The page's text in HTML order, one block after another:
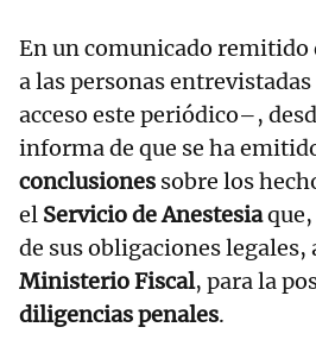
En un comunicado remitido
a las personas
acceso este periódico–,
informa de que se ha
conclusiones sobre los
el Servicio de Anestesiaque,
de sus obligaciones legales,
Ministerio Fiscal, para la
diligencias penales.